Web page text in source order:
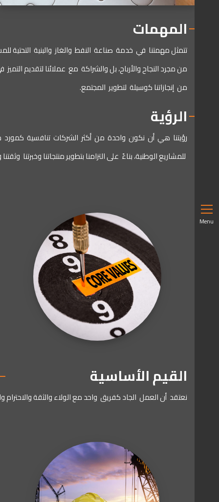
Menu
المهمات
تتمثلمهمتنا في خدمة صناعة النفط والغاز والبنية التحتية
منمجردالنجاحوالأرباح،بلوالشراكة مع عملائنالتقديمالتميز
من إنجازاتناكوسيلة لتطوير المجتمع.
الرؤية
رؤيتنا هي أن نكون واحدة من أكثر الشركات تنافسية كمورد
للمشاريعالوطنية،بناءً علىالتزامنابتطويرمنتجاتناوخبرتنا وثقتنا
القيم الأساسية
نعتقد أنالعمل الجادكفريق واحدمعالولاءوالثقةوالاحترام